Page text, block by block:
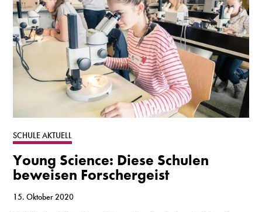
SCHULE AKTUELL
Young Science: Diese Schulen
beweisen Forschergeist
15. Oktober 2020